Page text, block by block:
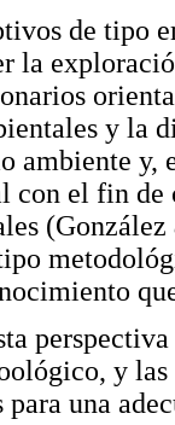
de tipo
la
y la
ambiente y,
con el fin de
(González
y
una